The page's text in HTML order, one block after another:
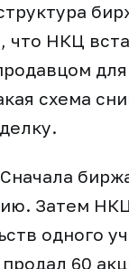
что НКЦ
схема
Затем
одного
60